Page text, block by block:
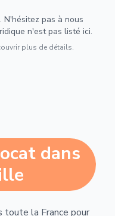
pas à nous
n'est pas listé ici.
plus de détails.
dans
toute la France pour